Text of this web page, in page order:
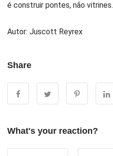
é construir pontes, não vitrines.
Autor: Juscott Reyrex
Share
What's your reaction?